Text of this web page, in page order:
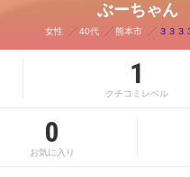
ぶーちゃん
女性 40代 熊本市 ３３３
1
クチコミレベル
0
お気に入り